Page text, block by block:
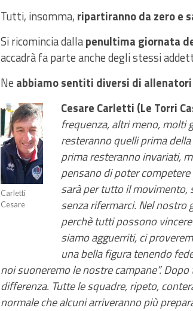
Tutti, insomma, ripartiranno da zero e
Si ricomincia dallapenultima giornata
accadrà fa parte anche degli stessi
Ne abbiamo sentiti diversi di allenatori
Carletti
Cesare
Cesare Carletti (Le Torri
frequenza, altri meno, molti
resteranno quelli prima
prima resteranno invariati,
pensano di poter
sarà per tutto il movimento,
senza rifermarci. Nel nostro
perchè tutti possono
siamo agguerriti, ci
una bella figura tenendo
noi suoneremo le nostre campane”.
differenza. Tutte le squadre, ripeto,
normale che alcuni arriveranno più